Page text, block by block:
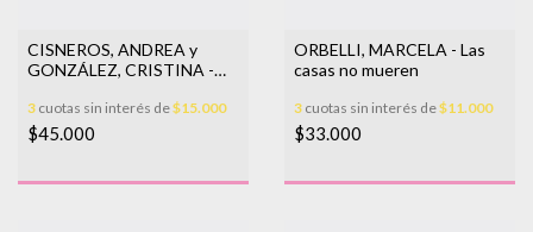
CISNEROS, ANDREA y
GONZÁLEZ, CRISTINA -
3 cuotas sin interés de$15.000
$45.000
ORBELLI, MARCELA - Las
casas no mueren
3 cuotas sin interés de$11.000
$33.000